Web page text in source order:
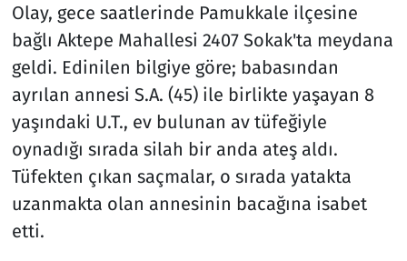
Olay, gece saatlerinde Pamukkale ilçesine
bağlı Aktepe Mahallesi 2407 Sokak'ta meydana
geldi. Edinilen bilgiye göre; babasından
ayrılan annesi S.A. (45) ile birlikte yaşayan 8
yaşındaki U.T., ev bulunan av tüfeğiyle
oynadığı sırada silah bir anda ateş aldı.
Tüfekten çıkan saçmalar, o sırada yatakta
uzanmakta olan annesinin bacağına isabet
etti.
Seçim 2023
Spor
Teknoloji ve Bilim
Televizyon